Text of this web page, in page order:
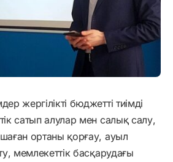
жергілікті бюджетті тиімді
сатып алулар мен салық салу,
ортаны қорғау, ауыл
мемлекеттік басқарудағы